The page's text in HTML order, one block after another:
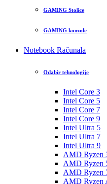
GAMING Stolice
GAMING konzole
Notebook Računala
Odabir tehnologije
Intel Core 3
Intel Core 5
Intel Core 7
Intel Core 9
Intel Ultra 5
Intel Ultra 7
Intel Ultra 9
AMD Ryzen
AMD Ryzen
AMD Ryzen
AMD Ryzen